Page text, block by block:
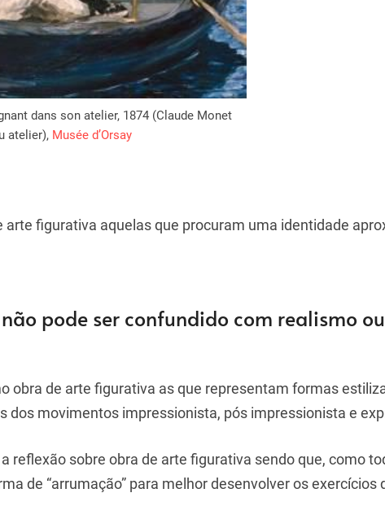
dans son atelier, 1874 (Claude Monet
atelier), Musée d’Orsay
figurativa aquelas que procuram uma identidade
pode ser confundido com realismo
obra de arte figurativa as que representam formas
dos movimentos impressionista, pós impressionista e
reflexão sobre obra de arte figurativa sendo que, como
de “arrumação” para melhor desenvolver os exercícios